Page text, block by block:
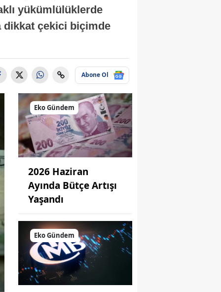
yükümlülüklerde
dikkat çekici biçimde
Abone Ol
Eko Gündem
2026 Haziran
Ayında Bütçe Artışı
Yaşandı
Eko Gündem